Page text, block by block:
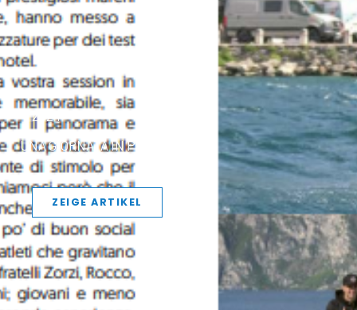
2024
UNA GIORNATA IN PARADISO​
ZEIGE ARTIKEL